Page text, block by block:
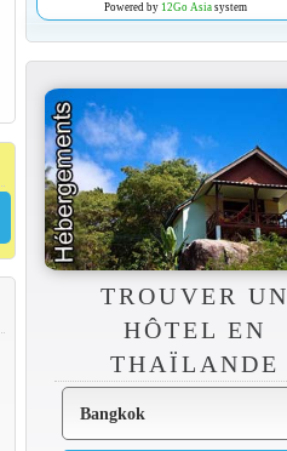
Powered by 12Go Asiasystem
TROUVER UN
HÔTEL EN
THAÏLANDE